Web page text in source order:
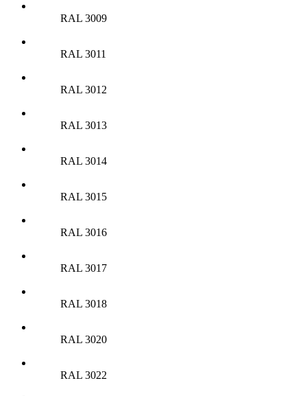
RAL 3009
RAL 3011
RAL 3012
RAL 3013
RAL 3014
RAL 3015
RAL 3016
RAL 3017
RAL 3018
RAL 3020
RAL 3022